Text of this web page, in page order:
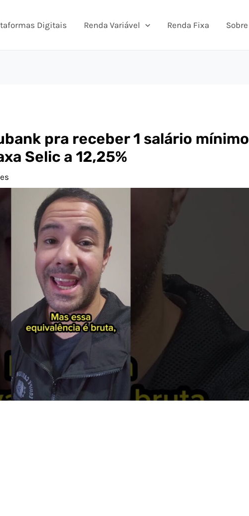
Digitais Renda Variável Renda Fixa Sobre
pra receber 1 salário mínimo
Selic a 12,25%